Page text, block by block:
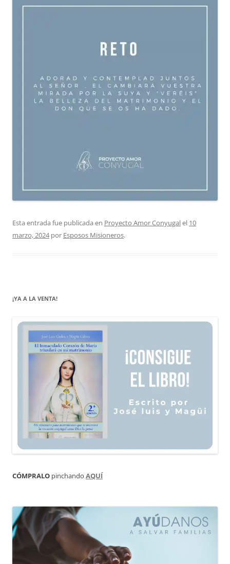
Esta entrada fue publicada en Proyecto Amor Conyugalel 10
marzo, 2024por Esposos Misioneros.
¡YA A LA VENTA!
CÓMPRALO pinchando AQUÍ